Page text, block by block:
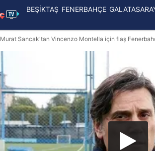
BEŞİKTAŞ FENERBAHÇE
Murat Sancak'tan Vincenzo Montella için flaş